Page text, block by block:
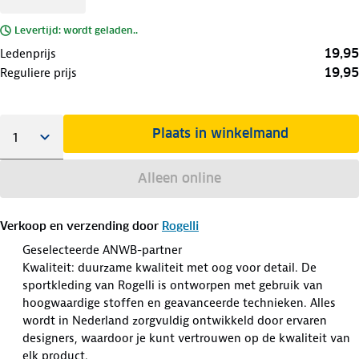
Levertijd: wordt geladen..
Ledenprijs 19,95
Reguliere prijs 19,95
Plaats in winkelmand
Alleen online
Verkoop en verzending door Rogelli
Geselecteerde ANWB-partner
Kwaliteit: duurzame kwaliteit met oog voor detail. De
sportkleding van Rogelli is ontworpen met gebruik van
hoogwaardige stoffen en geavanceerde technieken. Alles
wordt in Nederland zorgvuldig ontwikkeld door ervaren
designers, waardoor je kunt vertrouwen op de kwaliteit van
elk product.